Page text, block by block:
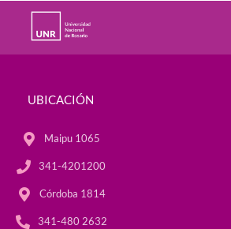
UBICACIÓN
Maipu 1065
341-4201200
Córdoba 1814
341-480 2632